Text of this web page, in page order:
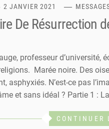
2 JANVIER 2021
De Résurrection
professeur d’université,
Marée noire. Des
asphyxiés. N’est-ce pas
et sans idéal ? Partie 1 :
CONTINUER